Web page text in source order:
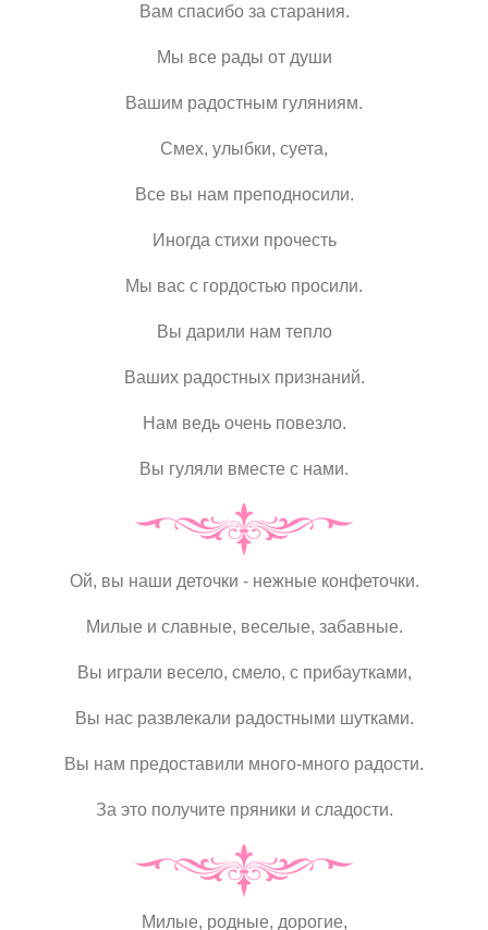
Вам спасибо за старания.
Мы все рады от души
Вашим радостным гуляниям.
Смех, улыбки, суета,
Все вы нам преподносили.
Иногда стихи прочесть
Мы вас с гордостью просили.
Вы дарили нам тепло
Ваших радостных признаний.
Нам ведь очень повезло.
Вы гуляли вместе с нами.
Ой, вы наши деточки - нежные конфеточки.
Милые и славные, веселые, забавные.
Вы играли весело, смело, с прибаутками,
Вы нас развлекали радостными шутками.
Вы нам предоставили много-много радости.
За это получите пряники и сладости.
Милые, родные, дорогие,